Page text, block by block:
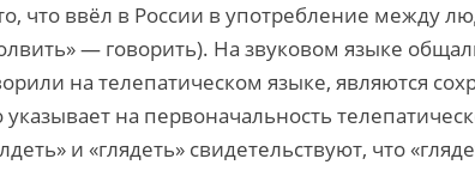
что ввёл в России в употребление между
— говорить). На звуковом языке
на телепатическом языке, являются
указывает на первоначальность
и «глядеть» свидетельствуют, что